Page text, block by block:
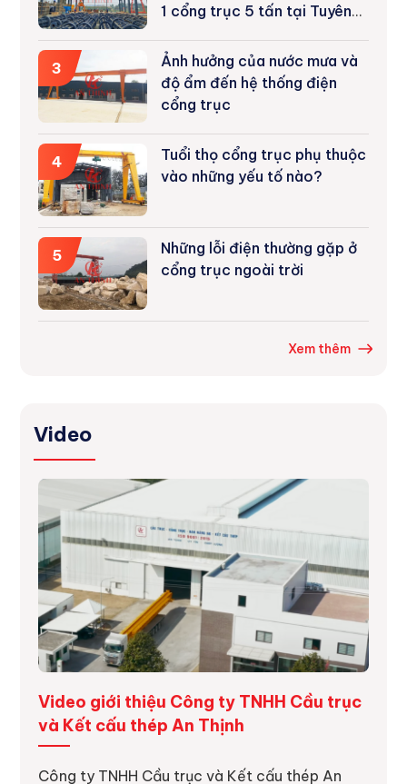
1 cổng trục 5 tấn tại Tuyên
3
Ảnh hưởng của nước mưa và
độ ẩm đến hệ thống điện
cổng trục
4
Tuổi thọ cổng trục phụ thuộc
vào những yếu tố nào?
5
Những lỗi điện thường gặp ở
cổng trục ngoài trời
Xem thêm
Video
Video giới thiệu Công ty TNHH Cầu trục
và Kết cấu thép An Thịnh
Công ty TNHH Cầu trục và Kết cấu thép An